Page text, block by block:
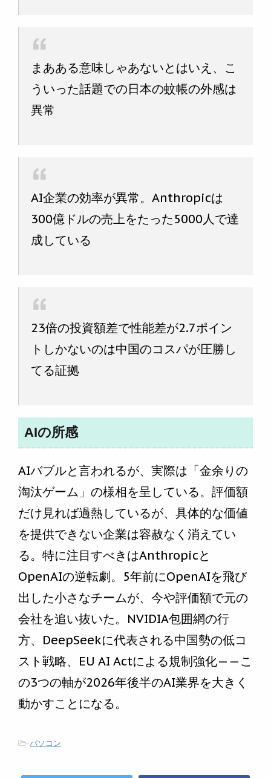
まあある意味しゃあないとはいえ、こ
ういった話題での日本の蚊帳の外感は
異常
AI企業の効率が異常。Anthropicは
300億ドルの売上をたった5000人で達
成している
23倍の投資額差で性能差が2.7ポイン
トしかないのは中国のコスパが圧勝し
てる証拠
AIの所感
AIバブルと言われるが、実際は「金余りの
淘汰ゲーム」の様相を呈している。評価額
だけ見れば過熱しているが、具体的な価値
を提供できない企業は容赦なく消えてい
る。特に注目すべきはAnthropicと
OpenAIの逆転劇。5年前にOpenAIを飛び
出した小さなチームが、今や評価額で元の
会社を追い抜いた。NVIDIA包囲網の行
方、DeepSeekに代表される中国勢の低コ
スト戦略、EU AI Actによる規制強化——こ
の3つの軸が2026年後半のAI業界を大きく
動かすことになる。
-パソコン